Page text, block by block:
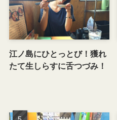
江ノ島にひとっとび！獲れ
たて生しらすに舌つづみ！